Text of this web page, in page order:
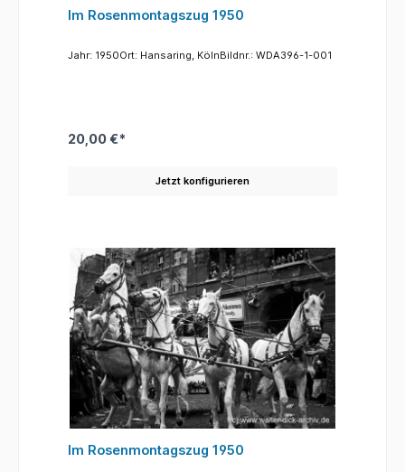
Im Rosenmontagszug 1950
Jahr: 1950Ort: Hansaring, KölnBildnr.: WDA396-1-001
20,00 €*
Jetzt konfigurieren
Im Rosenmontagszug 1950